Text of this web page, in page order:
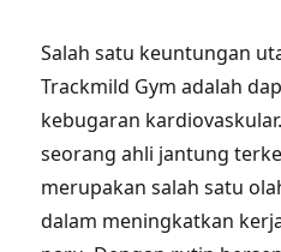
Salah satu keuntungan
Trackmild Gym adalah
kebugaran
seorang ahli jantung
merupakan salah satu
dalam meningkatkan